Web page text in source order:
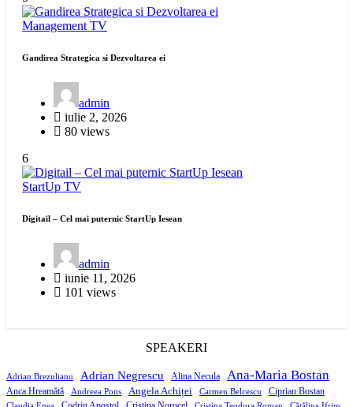
Management TV
Gandirea Strategica si Dezvoltarea ei
admin
iulie 2, 2026
80 views
6
StartUp TV
Digitail – Cel mai puternic StartUp Iesean
admin
iunie 11, 2026
101 views
SPEAKERI
Adrian Brezulianu Adrian Negrescu Alina Necula Ana-Maria Bostan
Anca Hreamătă Andreea Pons Angela Achiței Carmen Belcescu Ciprian Bostan